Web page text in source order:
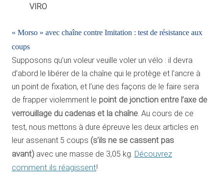
VIRO
« Morso » avec chaîne contre Imitation : test de résistance aux
coups
Supposons qu’un voleur veuille voler un vélo : il devra
d’abord le libérer de la chaîne qui le protège et l’ancre à
un point de fixation, et l’une des façons de le faire sera
de frapper violemment le point de jonction entre l’axe de
verrouillage du cadenas et la chaîne. Au cours de ce
test, nous mettons à dure épreuve les deux articles en
leur assenant 5 coups (s’ils ne se cassent pas
avant) avec une masse de 3,05 kg. Découvrez
comment ils réagissent!